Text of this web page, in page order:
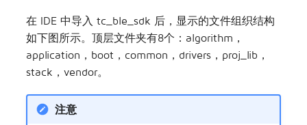
在 IDE 中导入 tc_ble_sdk 后，显示的文件组织结构
如下图所示。顶层文件夹有8个：algorithm，
application，boot，common，drivers，proj_lib，
stack，vendor。
注意